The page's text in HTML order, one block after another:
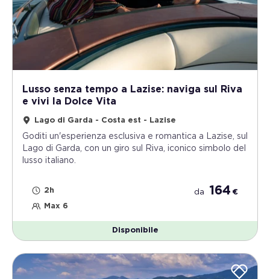
Lusso senza tempo a Lazise: naviga sul Riva
e vivi la Dolce Vita
Lago di Garda - Costa est - Lazise
Goditi un'esperienza esclusiva e romantica a Lazise, sul
Lago di Garda, con un giro sul Riva, iconico simbolo del
lusso italiano.
2h
Max 6
da 164 €
Disponibile